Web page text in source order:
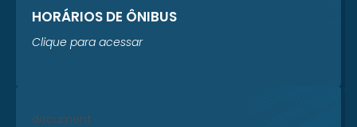
HORÁRIOS DE ÔNIBUS
Clique para acessar